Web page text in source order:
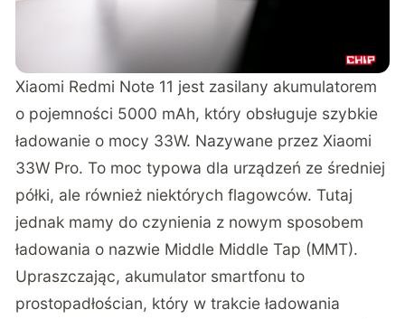
Xiaomi Redmi Note 11 jest zasilany akumulatorem
o pojemności 5000 mAh, który obsługuje szybkie
ładowanie o mocy 33W. Nazywane przez Xiaomi
33W Pro. To moc typowa dla urządzeń ze średniej
półki, ale również niektórych flagowców. Tutaj
jednak mamy do czynienia z nowym sposobem
ładowania o nazwie Middle Middle Tap (MMT).
Upraszczając, akumulator smartfonu to
prostopadłościan, który w trakcie ładowania